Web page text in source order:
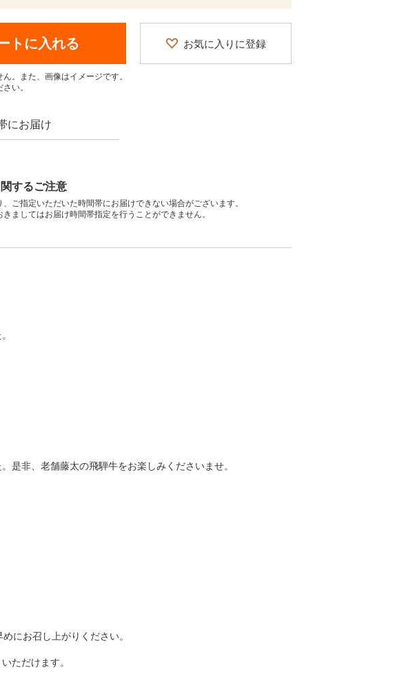
トに入れる お気に入りに登録
。また、画像はイメージです。
い。
にお届け
するご注意
ご指定いただいた時間帯にお届けできない場合がございます。
ましてはお届け時間帯指定を行うことができません。
是非、老舗藤太の飛騨牛をお楽しみくださいませ。
にお召し上がりください。
ただけます。